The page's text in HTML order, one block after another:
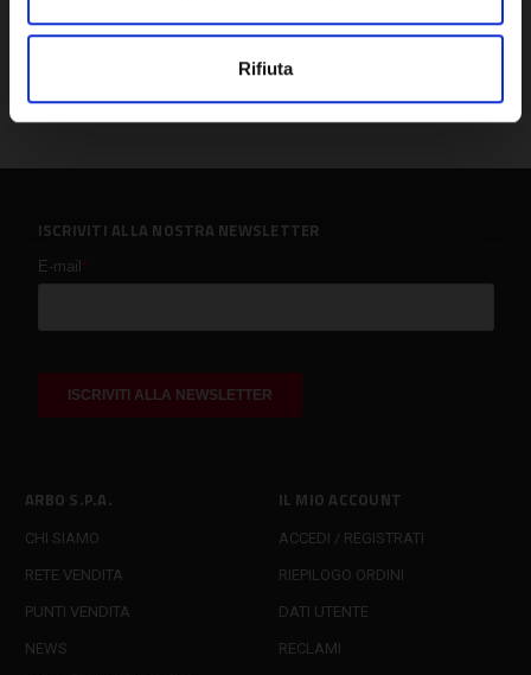
Rifiuta
ARBO S.P.A.
CHI SIAMO
RETE VENDITA
PUNTI VENDITA
NEWS
IL MIO ACCOUNT
ACCEDI / REGISTRATI
RIEPILOGO ORDINI
DATI UTENTE
RECLAMI
ISCRIVITI ALLA NOSTRA NEWSLETTER